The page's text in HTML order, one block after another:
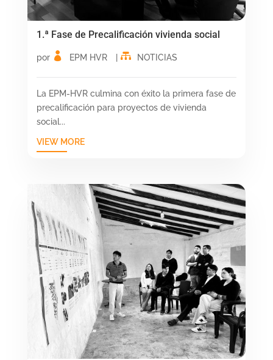
1.ª Fase de Precalificación vivienda social
por EPM HVR NOTICIAS
La EPM-HVR culmina con éxito la primera fase de
precalificación para proyectos de vivienda
social...
VIEW MORE